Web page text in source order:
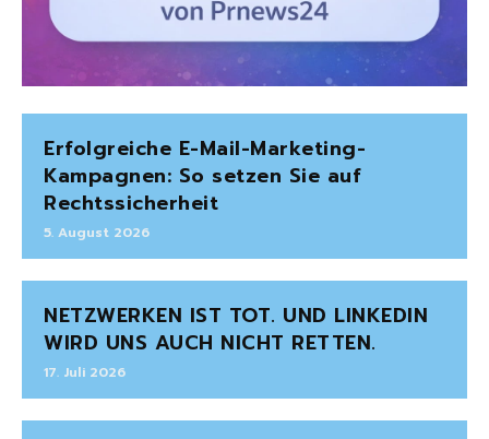
Erfolgreiche E-Mail-Marketing-
Kampagnen: So setzen Sie auf
Rechtssicherheit
5. August 2026
NETZWERKEN IST TOT. UND LINKEDIN
WIRD UNS AUCH NICHT RETTEN.
17. Juli 2026